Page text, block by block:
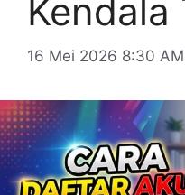
Kendala
16 Mei 2026 8:30 AM